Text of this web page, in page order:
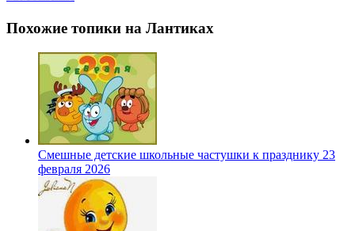
Похожие топики на Лантиках
Смешные детские школьные частушки к празднику 23
февраля 2026